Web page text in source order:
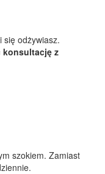
się odżywiasz.
konsultację z
szokiem. Zamiast